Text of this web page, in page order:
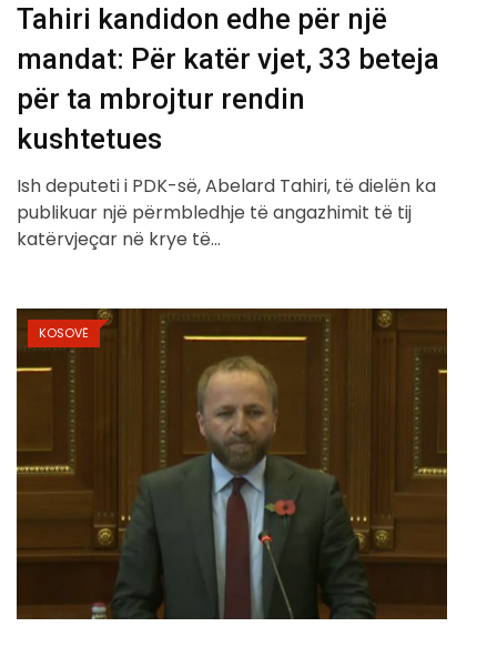
Tahiri kandidon edhe për një
mandat: Për katër vjet, 33 beteja
për ta mbrojtur rendin
kushtetues
Ish deputeti i PDK-së, Abelard Tahiri, të dielën ka
publikuar një përmbledhje të angazhimit të tij
katërvjeçar në krye të…
KOSOVË